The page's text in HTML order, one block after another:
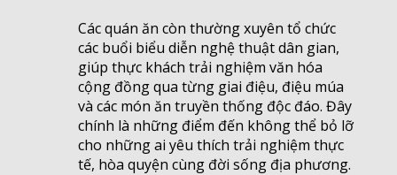
Các quán ăn còn thường xuyên tổ chức
các buổi biểu diễn nghệ thuật dân gian,
giúp thực khách trải nghiệm văn hóa
cộng đồng qua từng giai điệu, điệu múa
và các món ăn truyền thống độc đáo. Đây
chính là những điểm đến không thể bỏ lỡ
cho những ai yêu thích trải nghiệm thực
tế, hòa quyện cùng đời sống địa phương.